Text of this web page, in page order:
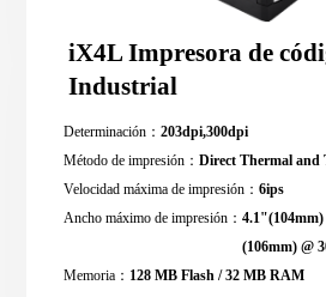
iX4L Impresora de
Industrial
Determinación：203dpi,300dpi
Método de impresión：Direct Thermal and
Velocidad máxima de impresión：6ips
Ancho máximo de impresión：
(106mm) @
Memoria： 128 MB Flash / 32 MB RAM